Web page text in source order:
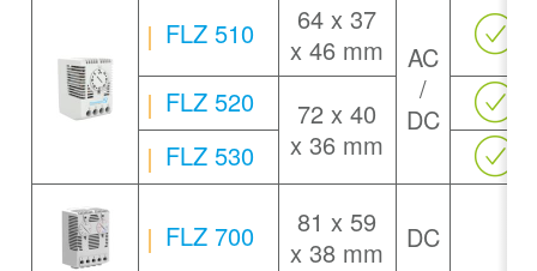
FLZ 510
64 x 37
x 46 mm
AC
/
DC
FLZ 520
72 x 40
x 36 mm
FLZ 530
FLZ 700
81 x 59
x 38 mm
DC